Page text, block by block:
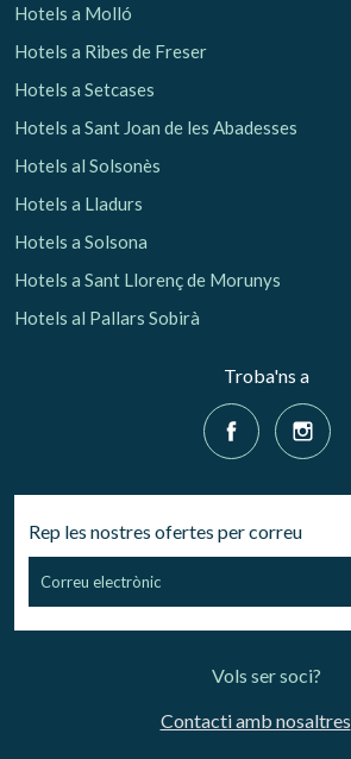
Hotels a Molló
Hotels a Ribes de Freser
Hotels a Setcases
Hotels a Sant Joan de les Abadesses
Hotels al Solsonès
Hotels a Lladurs
Hotels a Solsona
Hotels a Sant Llorenç de Morunys
Hotels al Pallars Sobirà
Troba'ns a
Rep les nostres ofertes per correu
Vols ser soci?
Contacti amb nosaltres